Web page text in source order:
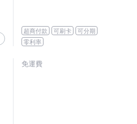
超商付款 可刷卡
可分期
零利率
免運費